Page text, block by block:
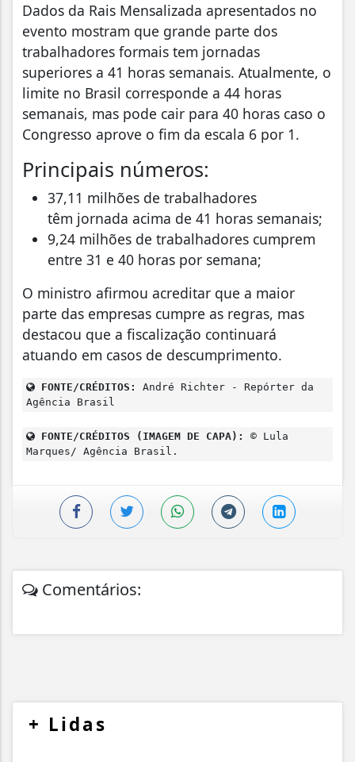
Dados da Rais Mensalizada apresentados no
evento mostram que grande parte dos
trabalhadores formais tem jornadas
superiores a 41 horas semanais. Atualmente, o
limite no Brasil corresponde a 44 horas
semanais, mas pode cair para 40 horas caso o
Congresso aprove o fim da escala 6 por 1.
Principais números:
37,11 milhões de trabalhadores
têm jornada acima de 41 horas semanais;
9,24 milhões de trabalhadores cumprem
entre 31 e 40 horas por semana;
O ministro afirmou acreditar que a maior
parte das empresas cumpre as regras, mas
destacou que a fiscalização continuará
atuando em casos de descumprimento.
FONTE/CRÉDITOS:
André Richter - Repórter da
Agência Brasil
FONTE/CRÉDITOS (IMAGEM DE CAPA):
© Lula
Marques/ Agência Brasil.
Comentários:
+ Lidas